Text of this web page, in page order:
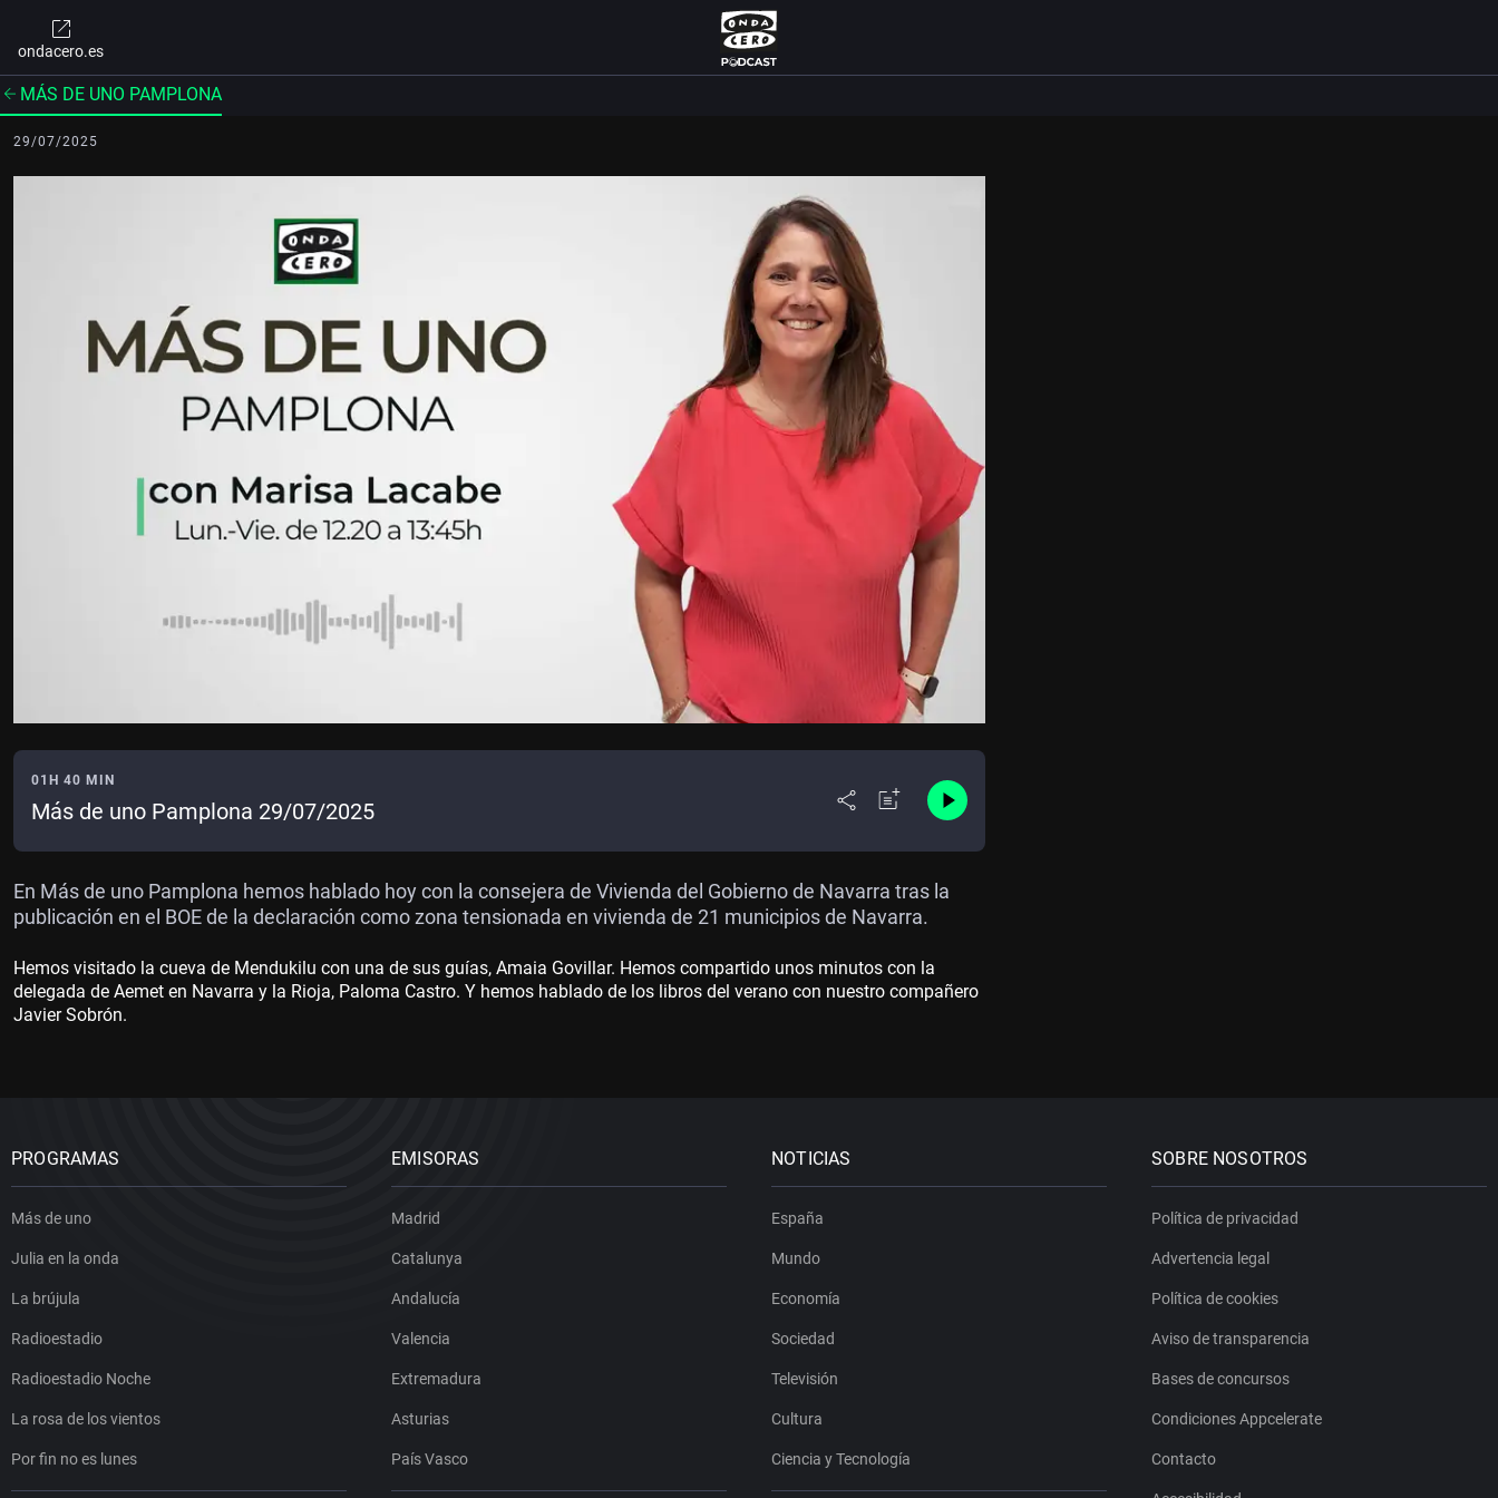
ondacero.es
MÁS DE UNO PAMPLONA
29/07/2025
01H 40 MIN
Más de uno Pamplona 29/07/2025
En Más de uno Pamplona hemos hablado hoy con la consejera de Vivienda del Gobierno de Navarra tras la
publicación en el BOE de la declaración como zona tensionada en vivienda de 21 municipios de Navarra.
Hemos visitado la cueva de Mendukilu con una de sus guías, Amaia Govillar. Hemos compartido unos minutos con la
delegada de Aemet en Navarra y la Rioja, Paloma Castro. Y hemos hablado de los libros del verano con nuestro compañero
Javier Sobrón.
PROGRAMAS
Más de uno
Julia en la onda
La brújula
Radioestadio
Radioestadio Noche
La rosa de los vientos
Por fin no es lunes
EMISORAS
Madrid
Catalunya
Andalucía
Valencia
Extremadura
Asturias
País Vasco
NOTICIAS
España
Mundo
Economía
Sociedad
Televisión
Cultura
Ciencia y Tecnología
SOBRE NOSOTROS
Política de privacidad
Advertencia legal
Política de cookies
Aviso de transparencia
Bases de concursos
Condiciones Appcelerate
Contacto